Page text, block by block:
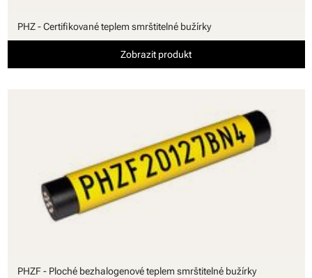
PHZ - Certifikované teplem smrštitelné bužírky
Zobrazit produkt
PHZF - Ploché bezhalogenové teplem smrštitelné bužírky